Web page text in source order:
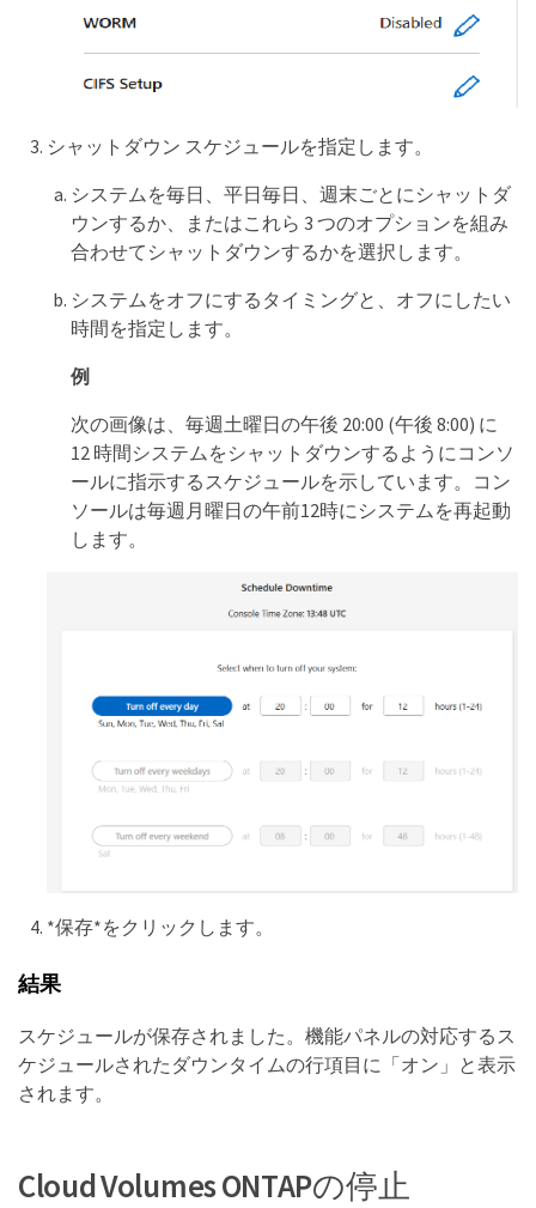
シャットダウン スケジュールを指定します。
システムを毎日、平日毎日、週末ごとにシャットダ
ウンするか、またはこれら 3 つのオプションを組み
合わせてシャットダウンするかを選択します。
システムをオフにするタイミングと、オフにしたい
時間を指定します。
例
次の画像は、毎週土曜日の午後 20:00 (午後 8:00) に
12 時間システムをシャットダウンするようにコンソ
ールに指示するスケジュールを示しています。コン
ソールは毎週月曜日の午前12時にシステムを再起動
します。
*保存*をクリックします。
結果
スケジュールが保存されました。機能パネルの対応するス
ケジュールされたダウンタイムの行項目に「オン」と表示
されます。
Cloud Volumes ONTAPの停止